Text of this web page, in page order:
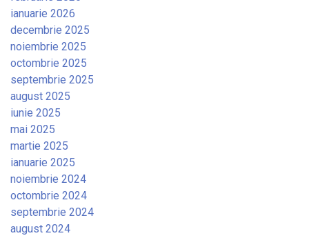
ianuarie 2026
decembrie 2025
noiembrie 2025
octombrie 2025
septembrie 2025
august 2025
iunie 2025
mai 2025
martie 2025
ianuarie 2025
noiembrie 2024
octombrie 2024
septembrie 2024
august 2024